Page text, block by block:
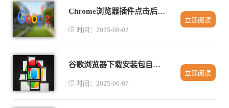
Chrome浏览器插件点击后页面无反馈怎么办
时间：2025-08-02
立即阅读
谷歌浏览器下载安装包自动化管理技巧
时间：2025-06-07
立即阅读